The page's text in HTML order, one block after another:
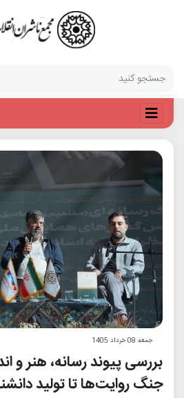
جمعه 08 خرداد 1405
بررسی پیوند رسانه، هنر و
جنگ روایت‌ها تا تولید